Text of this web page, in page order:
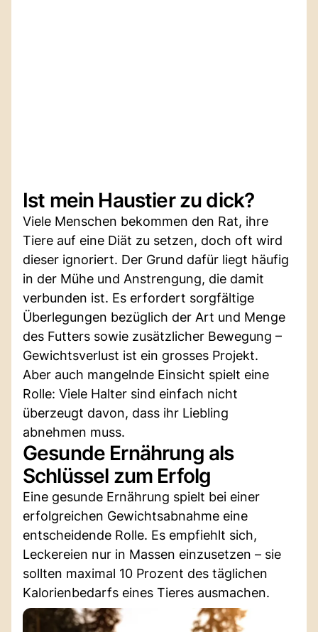
Ist mein Haustier zu dick?
Viele Menschen bekommen den Rat, ihre
Tiere auf eine Diät zu setzen, doch oft wird
dieser ignoriert. Der Grund dafür liegt häufig
in der Mühe und Anstrengung, die damit
verbunden ist. Es erfordert sorgfältige
Überlegungen bezüglich der Art und Menge
des Futters sowie zusätzlicher Bewegung –
Gewichtsverlust ist ein grosses Projekt.
Aber auch mangelnde Einsicht spielt eine
Rolle: Viele Halter sind einfach nicht
überzeugt davon, dass ihr Liebling
abnehmen muss.
Gesunde Ernährung als
Schlüssel zum Erfolg
Eine gesunde Ernährung spielt bei einer
erfolgreichen Gewichtsabnahme eine
entscheidende Rolle. Es empfiehlt sich,
Leckereien nur in Massen einzusetzen – sie
sollten maximal 10 Prozent des täglichen
Kalorienbedarfs eines Tieres ausmachen.